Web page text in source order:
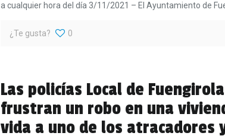
a cualquier hora del día 3/11/2021 – El Ayuntamiento de
¿Te gusta? 0
Las policías Local de
frustran un robo en una
vida a uno de los atracadores